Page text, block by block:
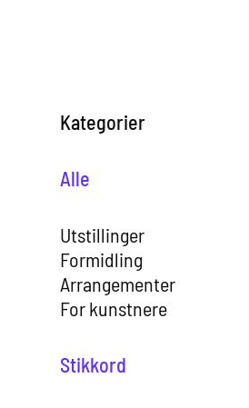
Kategorier
Alle
Utstillinger
Formidling
Arrangementer
For kunstnere
Stikkord